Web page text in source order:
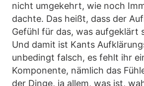
nicht umgekehrt, wie noch
dachte. Das heißt, dass der
Gefühl für das, was aufgeklärt
Und damit ist Kants
unbedingt falsch, es fehlt ihr
Komponente, nämlich das
der Dinge, ja allem, was ist,